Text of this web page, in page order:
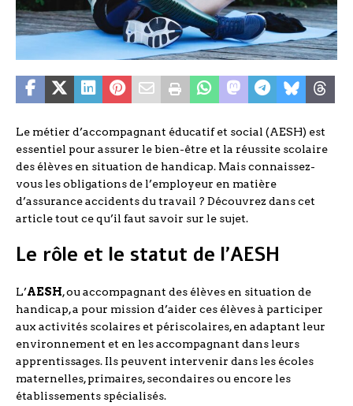
Le métier d’accompagnant éducatif et social (AESH) est
essentiel pour assurer le bien-être et la réussite scolaire
des élèves en situation de handicap. Mais connaissez-
vous les obligations de l’employeur en matière
d’assurance accidents du travail ? Découvrez dans cet
article tout ce qu’il faut savoir sur le sujet.
Le rôle et le statut de l’AESH
L’AESH, ou accompagnant des élèves en situation de
handicap, a pour mission d’aider ces élèves à participer
aux activités scolaires et périscolaires, en adaptant leur
environnement et en les accompagnant dans leurs
apprentissages. Ils peuvent intervenir dans les écoles
maternelles, primaires, secondaires ou encore les
établissements spécialisés.